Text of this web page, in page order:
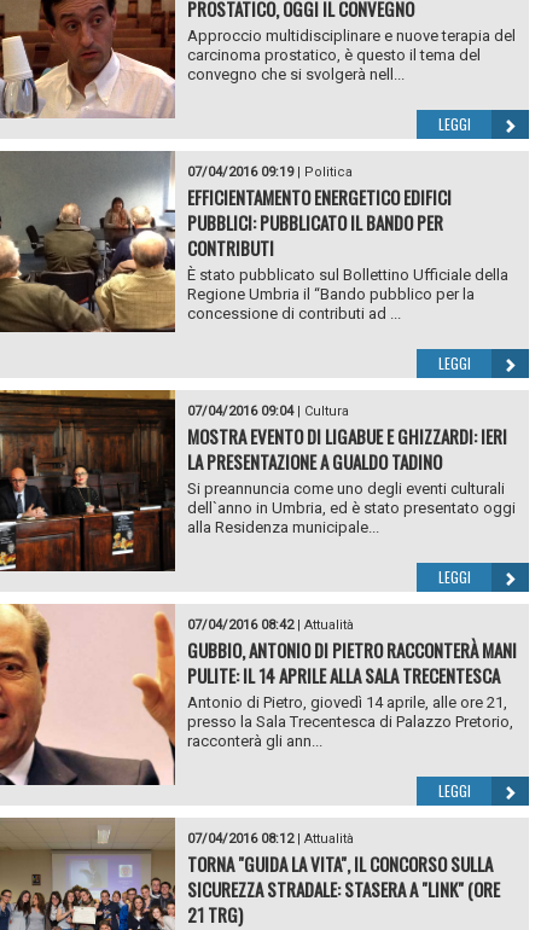
PROSTATICO, OGGI IL CONVEGNO
Approccio multidisciplinare e nuove terapia del
carcinoma prostatico, è questo il tema del
convegno che si svolgerà nell...
LEGGI
07/04/2016 09:19| Politica
EFFICIENTAMENTO ENERGETICO EDIFICI
PUBBLICI: PUBBLICATO IL BANDO PER
CONTRIBUTI
È stato pubblicato sul Bollettino Ufficiale della
Regione Umbria il “Bando pubblico per la
concessione di contributi ad ...
LEGGI
07/04/2016 09:04| Cultura
MOSTRA EVENTO DI LIGABUE E GHIZZARDI: IERI
LA PRESENTAZIONE A GUALDO TADINO
Si preannuncia come uno degli eventi culturali
dell`anno in Umbria, ed è stato presentato oggi
alla Residenza municipale...
LEGGI
07/04/2016 08:42| Attualità
GUBBIO, ANTONIO DI PIETRO RACCONTERÀ MANI
PULITE: IL 14 APRILE ALLA SALA TRECENTESCA
Antonio di Pietro, giovedì 14 aprile, alle ore 21,
presso la Sala Trecentesca di Palazzo Pretorio,
racconterà gli ann...
LEGGI
07/04/2016 08:12| Attualità
TORNA "GUIDA LA VITA", IL CONCORSO SULLA
SICUREZZA STRADALE: STASERA A "LINK" (ORE
21 TRG)